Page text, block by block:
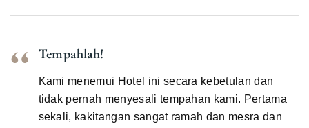
Tempahlah!
Kami menemui Hotel ini secara kebetulan dan
tidak pernah menyesali tempahan kami. Pertama
sekali, kakitangan sangat ramah dan mesra dan